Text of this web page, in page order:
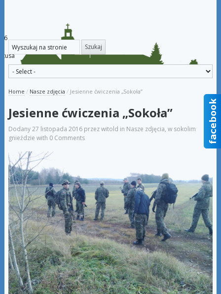
Home / Nasze zdjęcia / Jesienne ćwiczenia „Sokoła”
Jesienne ćwiczenia „Sokoła”
Dodany27 listopada 2016przezwitold in Nasze zdjęcia, w sokolim
gnieździe with 0 Comments